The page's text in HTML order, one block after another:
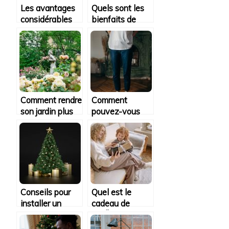
Les avantages
considérables
offerts par
l’argenterie
Quels sont les
bienfaits de
porter des
bijoux ?
Comment rendre
son jardin plus
moderne ?
Comment
pouvez-vous
choisir un t-
shirt
personnalise ?
Conseils pour
installer un
sapin de Noel
Quel est le
cadeau de
NOËL adéquat
pour votre